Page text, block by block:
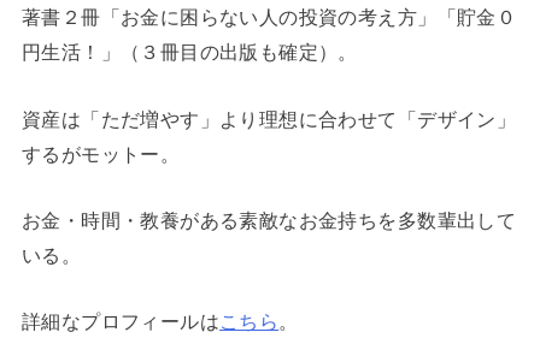
著書２冊「お金に困らない人の投資の考え方」「貯金０
円生活！」（３冊目の出版も確定）。
資産は「ただ増やす」より理想に合わせて「デザイン」
するがモットー。
お金・時間・教養がある素敵なお金持ちを多数輩出して
いる。
詳細なプロフィールはこちら。